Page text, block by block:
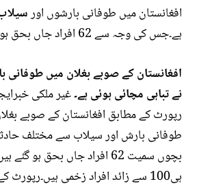
افغانستان میں طوفانی بارشوں اور
ہے۔جس کی وجہ سے 62 افراد جاں بحق ہوگئے ہیں۔
افغانستان کے صوبے بغلان میں طوفانی
نے تباہی مچائی ہوئی ہے۔غیر ملکی
رپورٹ کے مطابق افغانستان کے صوبے
طوفانی بارش اور سیلاب سے مختلف
بچوں سمیت 62 افراد جاں بحق ہو
ہی100 سے زائد افراد زخمی